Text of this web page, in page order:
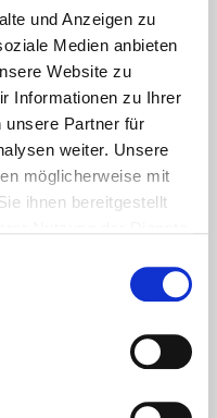
und Anzeigen zu
Medien anbieten
Website zu
Informationen zu Ihrer
unsere Partner für
weiter. Unsere
möglicherweise mit
ihnen bereitgestellt
aus dem